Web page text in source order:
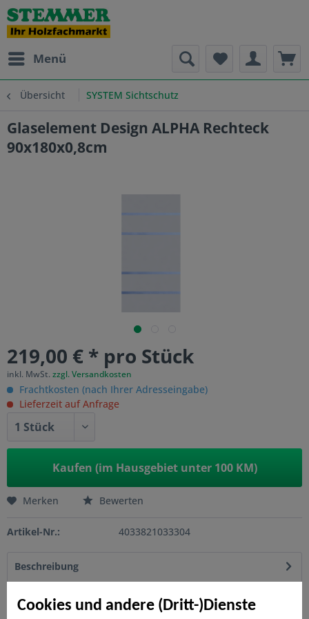
Cookies und andere (Dritt-)Dienste
Menü
Übersicht SYSTEM Sichtschutz
Glaselement Design ALPHA Rechteck
90x180x0,8cm
219,00 € * pro Stück
inkl. MwSt. zzgl. Versandkosten
Frachtkosten (nach Ihrer Adresseingabe)
Lieferzeit auf Anfrage
Kaufen (im Hausgebiet unter 100 KM)
Merken Bewerten
Artikel-Nr.: 4033821033304
Beschreibung
Das SYSTEM GLAS Element ALPHA ist aus einseitig
satiniertem Glas mit vier symmetrisch... mehr